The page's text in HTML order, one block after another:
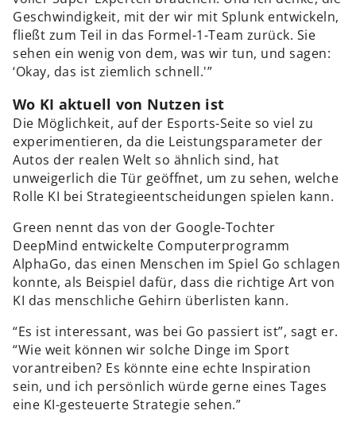
Geschwindigkeit, mit der wir mit Splunk entwickeln,
fließt zum Teil in das Formel-1-Team zurück. Sie
sehen ein wenig von dem, was wir tun, und sagen:
‘Okay, das ist ziemlich schnell.'”
Wo KI aktuell von Nutzen ist
Die Möglichkeit, auf der Esports-Seite so viel zu
experimentieren, da die Leistungsparameter der
Autos der realen Welt so ähnlich sind, hat
unweigerlich die Tür geöffnet, um zu sehen, welche
Rolle KI bei Strategieentscheidungen spielen kann.
Green nennt das von der Google-Tochter
DeepMind entwickelte Computerprogramm
AlphaGo, das einen Menschen im Spiel Go schlagen
konnte, als Beispiel dafür, dass die richtige Art von
KI das menschliche Gehirn überlisten kann.
“Es ist interessant, was bei Go passiert ist”, sagt er.
“Wie weit können wir solche Dinge im Sport
vorantreiben? Es könnte eine echte Inspiration
sein, und ich persönlich würde gerne eines Tages
eine KI-gesteuerte Strategie sehen.”